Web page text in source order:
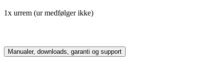
1x urrem (ur medfølger ikke)
Manualer, downloads, garanti og support